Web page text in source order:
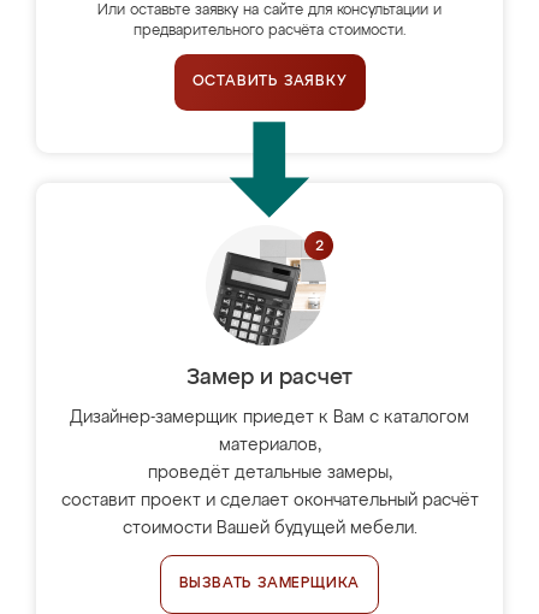
Или оставьте заявку на сайте для консультации и
предварительного расчёта стоимости.
ОСТАВИТЬ ЗАЯВКУ
Замер и расчет
Дизайнер-замерщик приедет к Вам с каталогом
материалов,
проведёт детальные замеры,
составит проект и сделает окончательный расчёт
стоимости Вашей будущей мебели.
ВЫЗВАТЬ ЗАМЕРЩИКА